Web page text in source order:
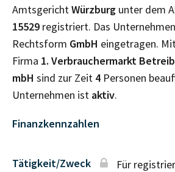
AmtsgerichtWürzburg unter dem
15529 registriert. Das
Rechtsform GmbH eingetragen.
Firma 1. Verbrauchermarkt
mbH sind zur Zeit 4 Personen
Unternehmen ist aktiv.
Finanzkennzahlen
Tätigkeit/Zweck Für